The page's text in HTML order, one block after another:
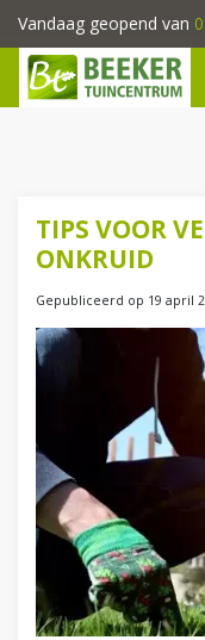
a
Vandaag geopend van
TIPS VOOR
ONKRUID
Gepubliceerd op 19 april